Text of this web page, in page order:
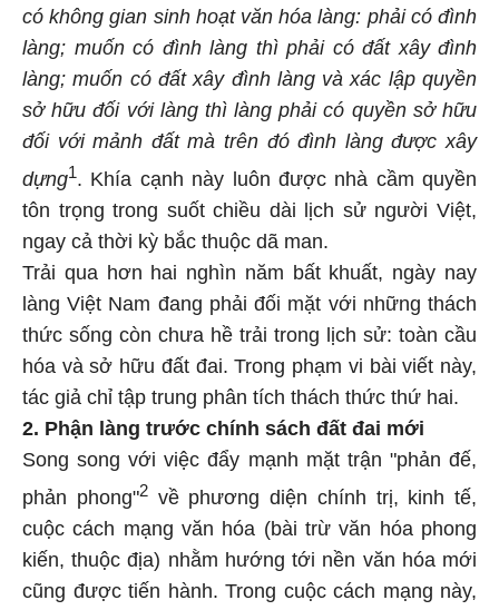
có không gian sinh hoạt văn hóa làng: phải có đình
làng; muốn có đình làng thì phải có đất xây đình
làng; muốn có đất xây đình làng và xác lập quyền
sở hữu đối với làng thì làng phải có quyền sở hữu
đối với mảnh đất mà trên đó đình làng được xây
dựng1. Khía cạnh này luôn được nhà cầm quyền
tôn trọng trong suốt chiều dài lịch sử người Việt,
ngay cả thời kỳ bắc thuộc dã man.
Trải qua hơn hai nghìn năm bất khuất, ngày nay
làng Việt Nam đang phải đối mặt với những thách
thức sống còn chưa hề trải trong lịch sử: toàn cầu
hóa và sở hữu đất đai. Trong phạm vi bài viết này,
tác giả chỉ tập trung phân tích thách thức thứ hai.
2. Phận làng trước chính sách đất đai mới
Song song với việc đẩy mạnh mặt trận "phản đế,
phản phong"2về phương diện chính trị, kinh tế,
cuộc cách mạng văn hóa (bài trừ văn hóa phong
kiến, thuộc địa) nhằm hướng tới nền văn hóa mới
cũng được tiến hành. Trong cuộc cách mạng này,